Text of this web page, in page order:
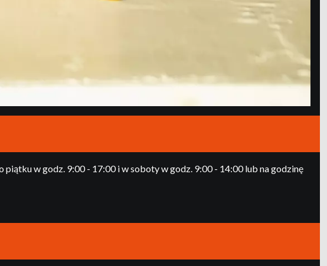
w godz. 9:00 - 17:00 i w soboty w godz. 9:00 - 14:00 lub na godzinę